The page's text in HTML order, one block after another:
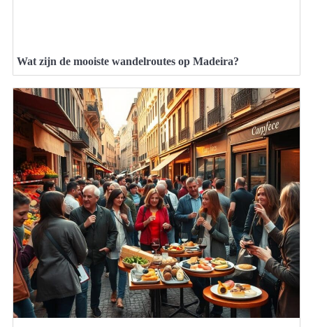
Wat zijn de mooiste wandelroutes op Madeira?